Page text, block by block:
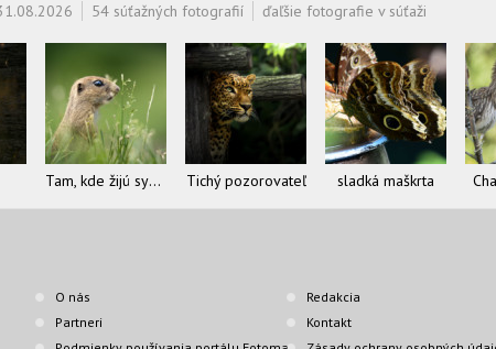
54 súťažných fotografií ďaľšie fotografie v súťaži
Tam, kde žijú sysle Tichý pozorovateľ sladká maškrta
O nás
Redakcia
Partneri
Kontakt